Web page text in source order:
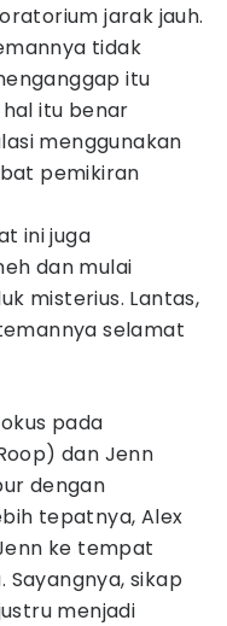
jarak jauh.
tidak
itu
itu benar
menggunakan
pemikiran
ini juga
dan mulai
misterius. Lantas,
selamat
pada
dan Jenn
dengan
tepatnya, Alex
ke tempat
sikap
menjadi